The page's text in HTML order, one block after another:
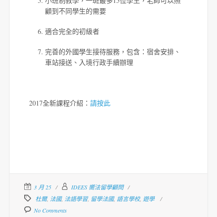
顧到不同學生的需要
適合完全的初級者
完善的外國學生接待服務，包含：宿舍安排、
車站接送、入境行政手續辦理
2017全新課程介紹： 請按此
3 月 25
IDEES 嚮法留學顧問
杜爾, 法國, 法語學習, 留學法國, 語言學校, 遊學
No Comments